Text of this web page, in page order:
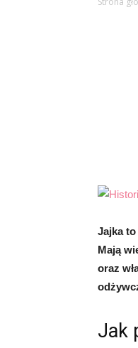
Jajka
Mają
oraz
Jak